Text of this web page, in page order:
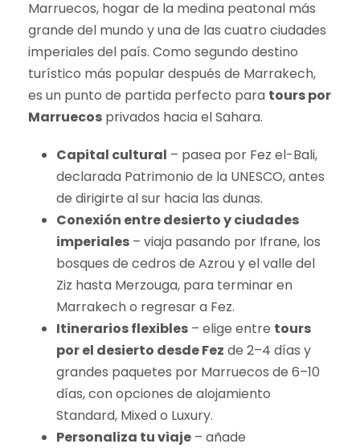
Marruecos, hogar de la medina peatonal más
grande del mundo y una de las cuatro ciudades
imperiales del país. Como segundo destino
turístico más popular después de Marrakech,
es un punto de partida perfecto para tours por
Marruecos privados hacia el Sahara.
Capital cultural – pasea por Fez el-Bali,
declarada Patrimonio de la UNESCO, antes
de dirigirte al sur hacia las dunas.
Conexión entre desierto y ciudades
imperiales – viaja pasando por Ifrane, los
bosques de cedros de Azrou y el valle del
Ziz hasta Merzouga, para terminar en
Marrakech o regresar a Fez.
Itinerarios flexibles – elige entre tours
por el desierto desde Fez de 2–4 días y
grandes paquetes por Marruecos de 6–10
días, con opciones de alojamiento
Standard, Mixed o Luxury.
Personaliza tu viaje – añade